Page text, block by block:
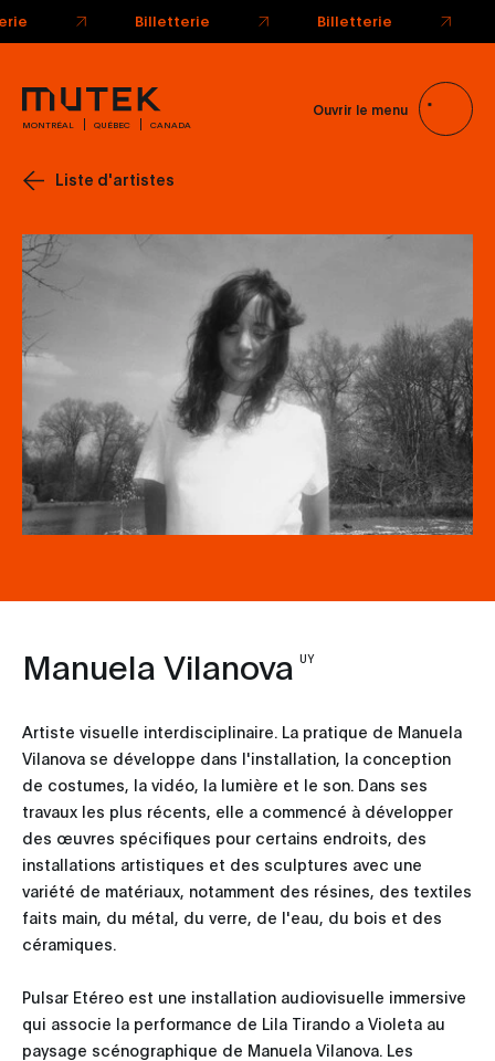
Billetterie Billetterie
MONTRÉAL QUÉBEC CANADA
Ouvrir le menu
Liste d'artistes
Manuela Vilanova UY
Artiste visuelle interdisciplinaire. La pratique de Manuela
Vilanova se développe dans l'installation, la conception
de costumes, la vidéo, la lumière et le son. Dans ses
travaux les plus récents, elle a commencé à développer
des œuvres spécifiques pour certains endroits, des
installations artistiques et des sculptures avec une
variété de matériaux, notamment des résines, des textiles
faits main, du métal, du verre, de l'eau, du bois et des
céramiques.
Pulsar Etéreo est une installation audiovisuelle immersive
qui associe la performance de Lila Tirando a Violeta au
paysage scénographique de Manuela Vilanova. Les